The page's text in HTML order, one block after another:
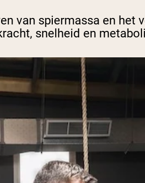
van spiermassa en het
snelheid en